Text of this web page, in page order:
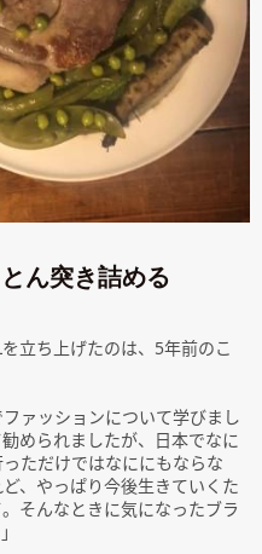
ん突き詰める
立ち上げたのは、5年前のこ
ァッションについて学びまし
められましたが、日本でなに
ただけではなににもならな
、やっぱり今後生きていくた
そんなときに気になったブラ